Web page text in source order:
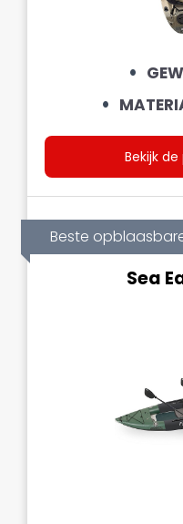
Bekijk
Beste
Sea